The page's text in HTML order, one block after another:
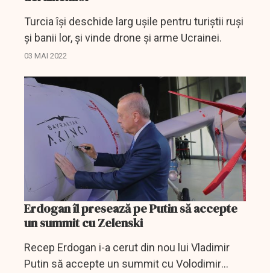
Turcia îşi deschide larg uşile pentru turiştii ruşi
şi banii lor, și vinde drone şi arme Ucrainei.
03 MAI 2022
Erdogan îl presează pe Putin să accepte
un summit cu Zelenski
Recep Erdogan i-a cerut din nou lui Vladimir
Putin să accepte un summit cu Volodimir